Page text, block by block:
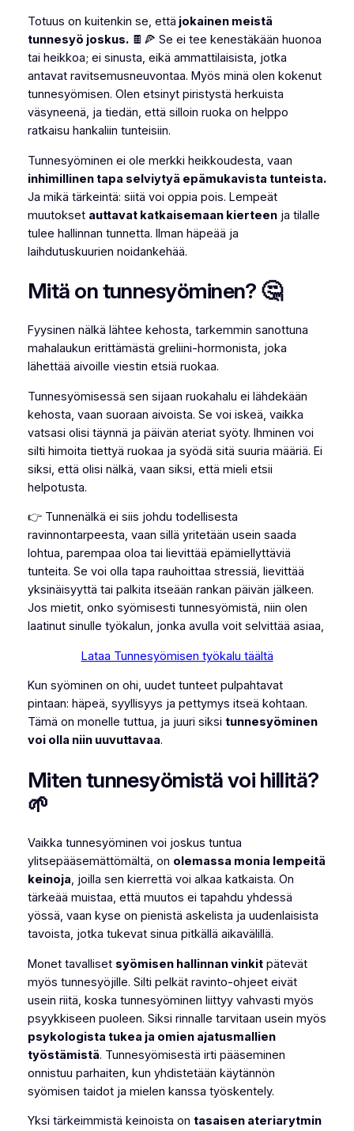
Totuus on kuitenkin se, että jokainen meistä
tunnesyö joskus.🍫🍕 Se ei tee kenestäkään huonoa
tai heikkoa; ei sinusta, eikä ammattilaisista, jotka
antavat ravitsemusneuvontaa. Myös minä olen kokenut
tunnesyömisen. Olen etsinyt piristystä herkuista
väsyneenä, ja tiedän, että silloin ruoka on helppo
ratkaisu hankaliin tunteisiin.
Tunnesyöminen ei ole merkki heikkoudesta, vaan
inhimillinen tapa selviytyä epämukavista tunteista.
Ja mikä tärkeintä: siitä voi oppia pois. Lempeät
muutokset auttavat katkaisemaan kierteenja tilalle
tulee hallinnan tunnetta. Ilman häpeää ja
laihdutuskuurien noidankehää.
Mitä on tunnesyöminen? 🤔
Fyysinen nälkä lähtee kehosta, tarkemmin sanottuna
mahalaukun erittämästä greliini-hormonista, joka
lähettää aivoille viestin etsiä ruokaa.
Tunnesyömisessä sen sijaan ruokahalu ei lähdekään
kehosta, vaan suoraan aivoista. Se voi iskeä, vaikka
vatsasi olisi täynnä ja päivän ateriat syöty. Ihminen voi
silti himoita tiettyä ruokaa ja syödä sitä suuria määriä. Ei
siksi, että olisi nälkä, vaan siksi, että mieli etsii
helpotusta.
👉 Tunnenälkä ei siis johdu todellisesta
ravinnontarpeesta, vaan sillä yritetään usein saada
lohtua, parempaa oloa tai lievittää epämiellyttäviä
tunteita. Se voi olla tapa rauhoittaa stressiä, lievittää
yksinäisyyttä tai palkita itseään rankan päivän jälkeen.
Jos mietit, onko syömisesti tunnesyömistä, niin olen
laatinut sinulle työkalun, jonka avulla voit selvittää asiaa,
Lataa Tunnesyömisen työkalu täältä
Kun syöminen on ohi, uudet tunteet pulpahtavat
pintaan: häpeä, syyllisyys ja pettymys itseä kohtaan.
Tämä on monelle tuttua, ja juuri siksi tunnesyöminen
voi olla niin uuvuttavaa.
Miten tunnesyömistä voi hillitä?
🌱
Vaikka tunnesyöminen voi joskus tuntua
ylitsepääsemättömältä, on olemassa monia lempeitä
keinoja, joilla sen kierrettä voi alkaa katkaista. On
tärkeää muistaa, että muutos ei tapahdu yhdessä
yössä, vaan kyse on pienistä askelista ja uudenlaisista
tavoista, jotka tukevat sinua pitkällä aikavälillä.
Monet tavalliset syömisen hallinnan vinkitpätevät
myös tunnesyöjille. Silti pelkät ravinto-ohjeet eivät
usein riitä, koska tunnesyöminen liittyy vahvasti myös
psyykkiseen puoleen. Siksi rinnalle tarvitaan usein myös
psykologista tukea ja omien ajatusmallien
työstämistä. Tunnesyömisestä irti pääseminen
onnistuu parhaiten, kun yhdistetään käytännön
syömisen taidot ja mielen kanssa työskentely.
Yksi tärkeimmistä keinoista on tasaisen ateriarytmin